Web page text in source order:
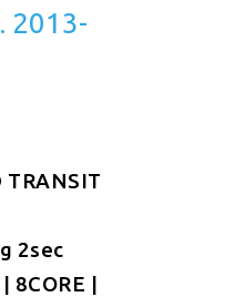
2013-
TRANSIT
2sec
|